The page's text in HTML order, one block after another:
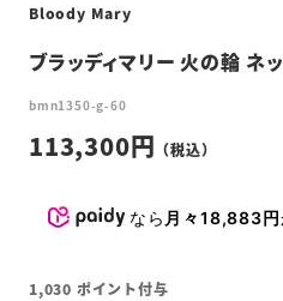
Bloody Mary
ブラッディマリー 火の輪 ネ
bmn1350-g-60
113,300
なら 月々18,883円
1,030 ポイント付与